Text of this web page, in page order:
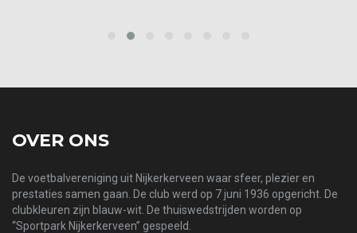
OVER ONS
De voetbalvereniging uit Nijkerkerveen waar sfeer, plezier en
prestaties samen gaan. De club werd op 7 juni 1936 opgericht. De
clubkleuren zijn blauw-wit. De thuiswedstrijden worden op
“Sportpark Nijkerkerveen” gespeeld.